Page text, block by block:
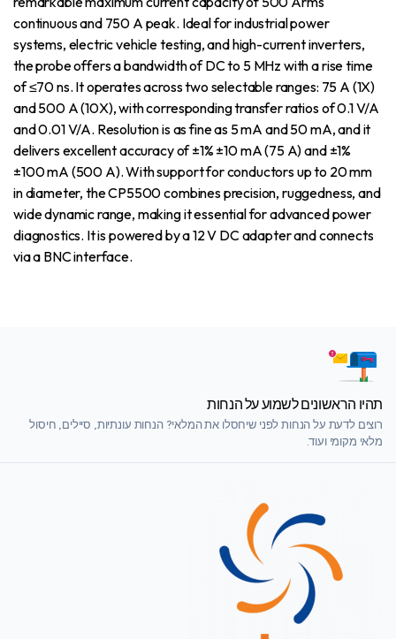
continuous and 750 A peak. Ideal for industrial power
systems, electric vehicle testing, and high-current inverters,
the probe offers a bandwidth of DC to 5 MHz with a rise time
of ≤70 ns. It operates across two selectable ranges: 75 A (1X)
and 500 A (10X), with corresponding transfer ratios of 0.1 V/A
and 0.01 V/A. Resolution is as fine as 5 mA and 50 mA, and it
delivers excellent accuracy of ±1% ±10 mA (75 A) and ±1%
±100 mA (500 A). With support for conductors up to 20 mm
in diameter, the CP5500 combines precision, ruggedness, and
wide dynamic range, making it essential for advanced power
diagnostics. It is powered by a 12 V DC adapter and connects
via a BNC interface.
תהיו הראשונים לשמוע על הנחות
רוצים לדעת על הנחות לפני שיחסלו את המלאי? הנחות עונתיות, סיילים, חיסול
מלאי מקומי ועוד.